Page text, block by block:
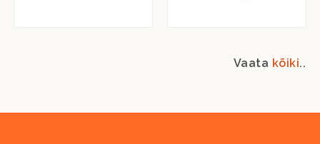
Vaata kõiki..